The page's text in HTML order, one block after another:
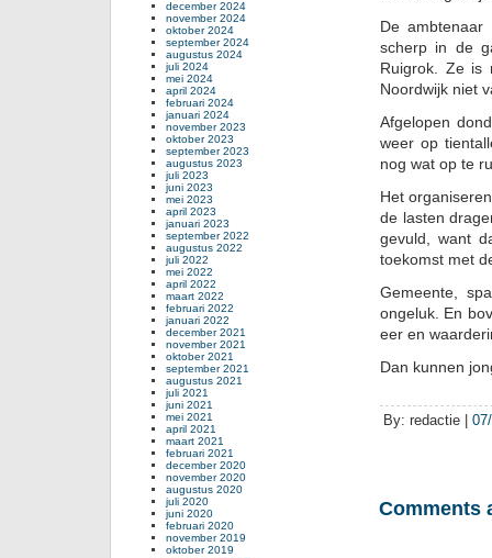
De
scherp in de
Ruigrok. Ze is
Noordwijk niet
Afgelopen
weer op
nog wat op te
Het
de lasten
gevuld, want
toekomst met
Gemeente,
ongeluk. En
eer en
Dan kunnen
By: redactie |
Comments
december 2024
november 2024
oktober 2024
september 2024
augustus 2024
juli 2024
mei 2024
april 2024
februari 2024
januari 2024
november 2023
oktober 2023
september 2023
augustus 2023
juli 2023
juni 2023
mei 2023
april 2023
januari 2023
september 2022
augustus 2022
juli 2022
mei 2022
april 2022
maart 2022
februari 2022
januari 2022
december 2021
november 2021
oktober 2021
september 2021
augustus 2021
juli 2021
juni 2021
mei 2021
april 2021
maart 2021
februari 2021
december 2020
november 2020
augustus 2020
juli 2020
juni 2020
februari 2020
november 2019
oktober 2019